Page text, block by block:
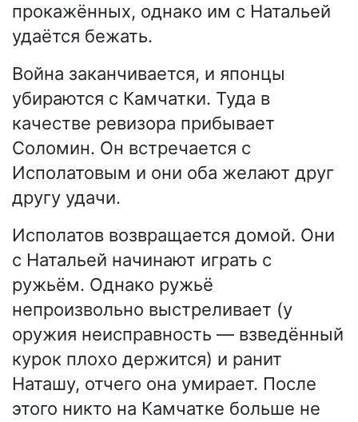
прокажённых, однако им с Натальей
удаётся бежать.
Война заканчивается, и японцы
убираются с Камчатки. Туда в
качестве ревизора прибывает
Соломин. Он встречается с
Исполатовым и они оба желают друг
другу удачи.
Исполатов возвращается домой. Они
с Натальей начинают играть с
ружьём. Однако ружьё
непроизвольно выстреливает (у
оружия неисправность — взведённый
курок плохо держится) и ранит
Наташу, отчего она умирает. После
этого никто на Камчатке больше не